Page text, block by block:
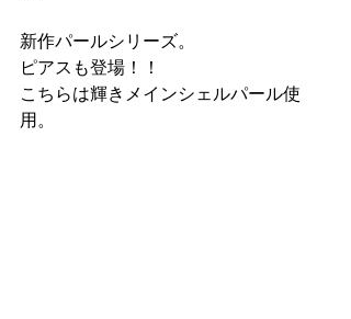
新作パールシリーズ。
ピアスも登場！！
こちらは輝きメインシェルパール使
用。